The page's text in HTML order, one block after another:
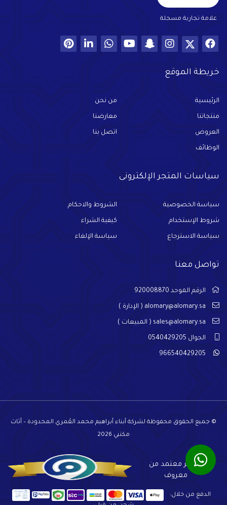
علامة تجارية مسجلة
خريطة الموقع
الرئيسية من نحن
منتجاتنا معارضنا
العروض اتصل بنا
الوظائف
سياسات المتجر الإلكترونى
سياسة الخصوصية الشروط والاحكام
شروط الإستخدام كيفية الشراء
سياسة الاسترجاع سياسة الإلغاء
تواصل معنا
الرقم الموحد 920008870
alomary@alomary.sa ( الإدارة )
sales@alomary.sa ( المبيعات )
الجوال 0540429205
966540429205
© جميع الحقوق محفوظة لشركة أبناء أبراهيم محمد العُمري المحدودة – أثاث
مكتبي 2026
المتجر معتمد من
معروف
الدفع من خلال: